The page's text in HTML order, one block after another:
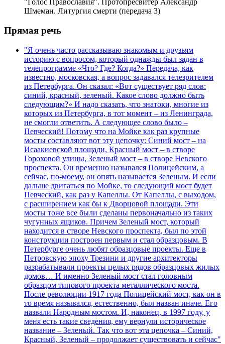
"Голос Православия". Протопресвитер Александр
Шмеман. Литургия смерти (передача 3)
Прямая речь
"Я очень часто рассказываю знакомым и друзьям
историю с вопросом, который однажды был задан в
телепрограмме «Что? Где? Когда?» Передача, как
известно, московская, а вопрос задавался телезрителем
из Петербурга. Он сказал: «Вот существует ряд слов:
синий, красный, зеленый. Какое слово должно быть
следующим?» И надо сказать, что знатоки, многие из
которых из Петербурга, в тот момент – из Ленинграда,
не смогли ответить. А следующее слово было –
Певческий! Потому что на Мойке как раз крупные
мосты составляют вот эту цепочку: Синий мост – на
Исаакиевской площади, Красный мост – в створе
Гороховой улицы, Зеленый мост – в створе Невского
проспекта. Он временно назывался Полицейским, а
сейчас, по-моему, он опять называется Зеленым. И если
дальше двигаться по Мойке, то следующий мост будет
Певческий, как раз у Капеллы. От Капеллы, с выходом,
с расширением как бы к Дворцовой площади. Эти
мосты тоже все были сделаны первоначально из таких
чугунных ящиков. Причем Зеленый мост, который
находится в створе Невского проспекта, был по этой
конструкции построен первым и стал образцовым. В
Петербурге очень любят образцовые проекты. Еще в
Петровскую эпоху Трезини и другие архитекторы
разрабатывали проекты целых рядов образцовых жилых
домов… И именно Зеленый мост стал головным
образцом типового проекта металлического моста.
После революции 1917 года Полицейский мост, как он в
то время назывался, естественно, был назван иначе. Его
назвали Народным мостом. И, наконец, в 1997 году, у
меня есть такие сведения, ему вернули историческое
название – Зеленый. Так что вот эта цепочка – Синий,
Красный, Зеленый – продолжает существовать и сейчас"